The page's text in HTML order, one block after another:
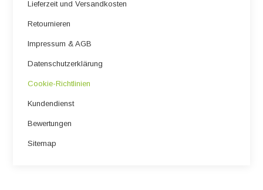
Lieferzeit und Versandkosten
Retournieren
Impressum & AGB
Datenschutzerklärung
Cookie-Richtlinien
Kundendienst
Bewertungen
Sitemap